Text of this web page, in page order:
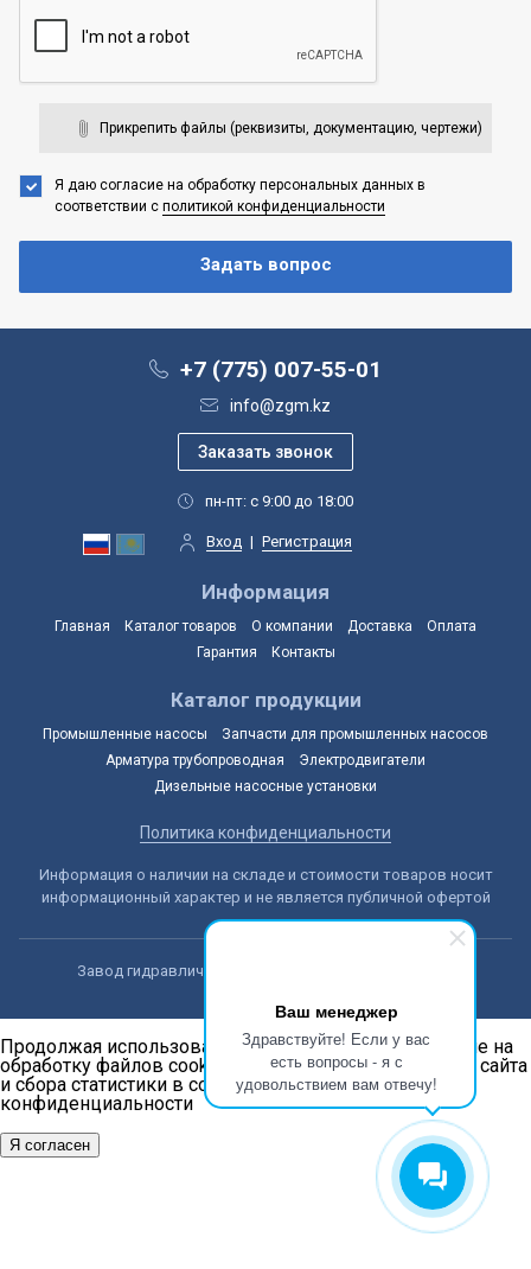
Ваш менеджер
Здравствуйте! Если у вас
есть вопросы - я с
удовольствием вам отвечу!
Прикрепить файлы (реквизиты, документацию, чертежи)
Я даю согласие на обработку персональных данных в
соответствии с политикой конфиденциальности
+7 (775) 007-55-01
info@zgm.kz
пн-пт: с 9:00 до 18:00
Вход | Регистрация
Информация
Главная Каталог товаров О компании Доставка
Оплата
Гарантия
Контакты
Каталог продукции
Промышленные насосы
Запчасти для промышленных насосов
Арматура трубопроводная
Электродвигатели
Дизельные насосные установки
Политика конфиденциальности
Информация о наличии на складе и стоимости товаров носит
информационный характер и не является публичной офертой
Завод гидравлических машин © 2014-2026, Алматы
Продолжая использовать наш сайт, вы даёте согласие на
обработку файлов cookie в целях функционирования сайта
и сбора статистики в соответствии сполитикой
конфиденциальности
Я согласен